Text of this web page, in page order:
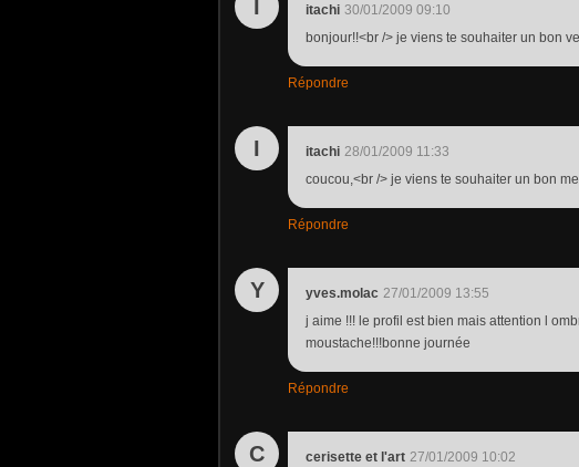
I itachi 30/01/2009 09:10
bonjour!!<br /> je viens te souhaiter un bon
Répondre
I itachi 28/01/2009 11:33
coucou,<br /> je viens te souhaiter un bon
Répondre
Y yves.molac 27/01/2009 13:55
j aime !!! le profil est bien mais attention l
moustache!!!bonne journée
Répondre
C cerisette et l'art 27/01/2009 10:02